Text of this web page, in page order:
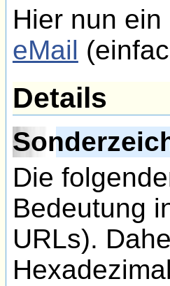
Hier nun
eMail
Details
Die
Bedeutung
URLs).